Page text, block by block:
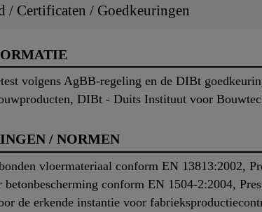
/ Certificaten / Goedkeuringen
volgens AgBB-regeling en de DIBt
DIBt - Duits Instituut voor
/ NORMEN
vloermateriaal conform EN 13813:2002,
betonbescherming conform EN 1504-
de erkende instantie voor